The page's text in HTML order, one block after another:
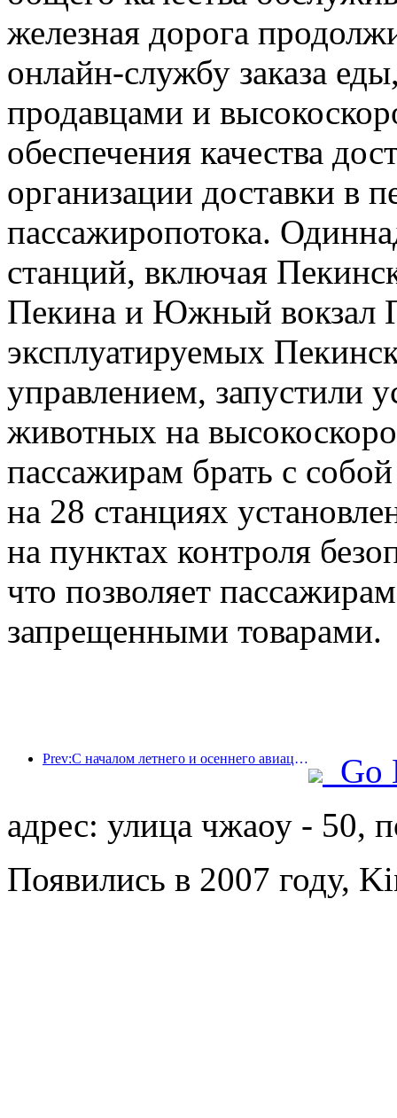
железная дорога
онлайн-службу заказа
продавцами и
обеспечения качества
организации доставки в
пассажиропотока.
станций, включая
Пекина и Южный вокзал
эксплуатируемых
управлением, запустили
животных на
пассажирам брать с
на 28 станциях
на пунктах контроля
что позволяет
запрещенными товарами.
Prev:С началом летнего и осеннего авиационного сезона в трех аэропортах острова Хайнань появилось 41 новое направление.
Go
адрес: улица чжаоу - 50,
Появились в 2007 году,